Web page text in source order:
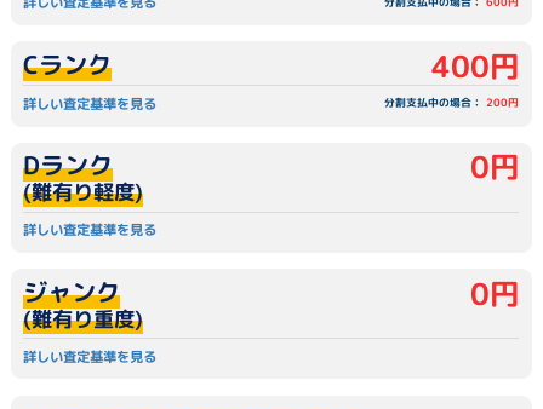
詳しい査定基準を見る
Cランク 400円
分割支払中の場合：200円
詳しい査定基準を見る
Dランク
(難有り軽度)
0円
詳しい査定基準を見る
ジャンク
(難有り重度)
0円